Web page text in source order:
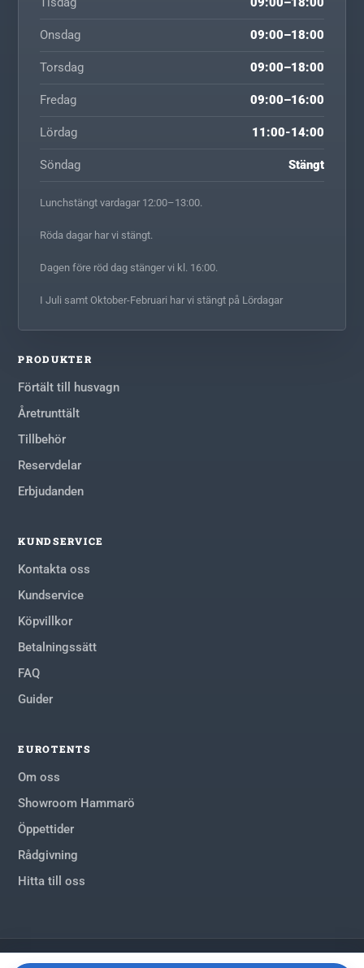
PRODUKTER
Förtält till husvagn
Åretrunttält
Tillbehör
Reservdelar
Erbjudanden
KUNDSERVICE
Kontakta oss
Kundservice
Köpvillkor
Betalningssätt
FAQ
Guider
EUROTENTS
Om oss
Showroom Hammarö
Öppettider
Rådgivning
Hitta till oss
Onsdag 09:00–18:00
Torsdag 09:00–18:00
Fredag 09:00–16:00
Lördag 11:00-14:00
Söndag Stängt
Lunchstängt vardagar 12:00–13:00.
Röda dagar har vi stängt.
Dagen före röd dag stänger vi kl. 16:00.
I Juli samt Oktober-Februari har vi stängt på Lördagar
©Eurotents Tältvärlden AB